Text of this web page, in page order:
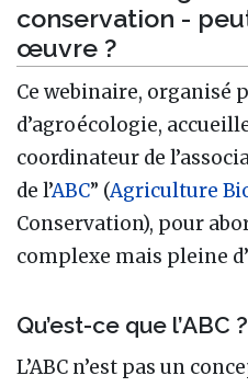
conservation -
œuvre ?
Ce webinaire, organisé
d’agroécologie,
coordinateur de
de l’ABC” (Agriculture
Conservation), pour
complexe mais pleine
Qu’est-ce que l’ABC ?
L’ABC n’est pas un